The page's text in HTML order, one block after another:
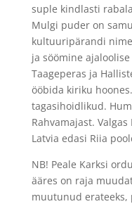
suple kindlasti
Mulgi puder on
kultuuripärandi
ja söömine
Taageperas ja
ööbida kiriku
tagasihoidlikud.
Rahvamajast.
Latvia edasi Riia
NB! Peale Karksi
ääres on raja
muutunud erateeks,